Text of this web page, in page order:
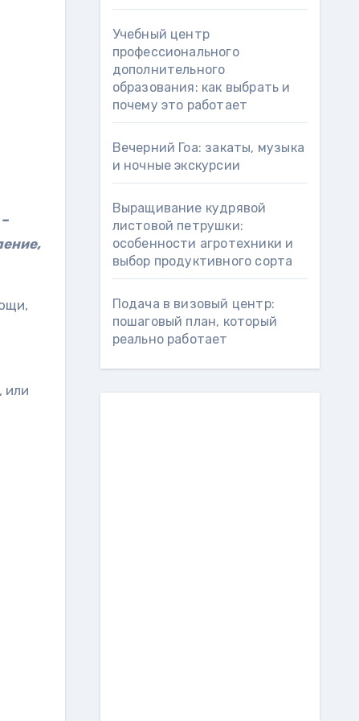
или
Учебный центр
профессионального
дополнительного
образования: как выбрать и
почему это работает
Вечерний Гоа: закаты, музыка
и ночные экскурсии
Выращивание кудрявой
листовой петрушки:
особенности агротехники и
выбор продуктивного сорта
Подача в визовый центр:
пошаговый план, который
реально работает